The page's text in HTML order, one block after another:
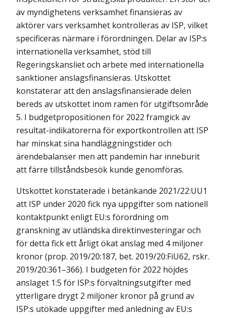
av myndighetens verksamhet finansieras av
aktörer vars verksamhet kontrolleras av ISP, vilket
specificeras närmare i förordningen. Delar av ISP:s
internationella verksamhet, stöd till
Regeringskansliet och arbete med internationella
sanktioner anslagsfinansieras. Utskottet
konstaterar att den anslagsfinansierade delen
bereds av utskottet inom ramen för utgiftsområde
5. I budgetpropositionen för 2022 framgick av
resultat-indikatorerna för exportkontrollen att ISP
har minskat sina handläggningstider och
ärendebalanser men att pandemin har inneburit
att färre tillståndsbesök kunde genomföras.
Utskottet konstaterade i betänkande 2021/22:UU1
att ISP under 2020 fick nya uppgifter som nationell
kontaktpunkt enligt EU:s förordning om
granskning av utländska direktinvesteringar och
för detta fick ett årligt ökat anslag med 4 miljoner
kronor (prop. 2019/20:187, bet. 2019/20:FiU62, rskr.
2019/20:361–366). I budgeten för 2022 höjdes
anslaget 1:5 för ISP:s förvaltningsutgifter med
ytterligare drygt 2 miljoner kronor på grund av
ISP:s utökade uppgifter med anledning av EU:s